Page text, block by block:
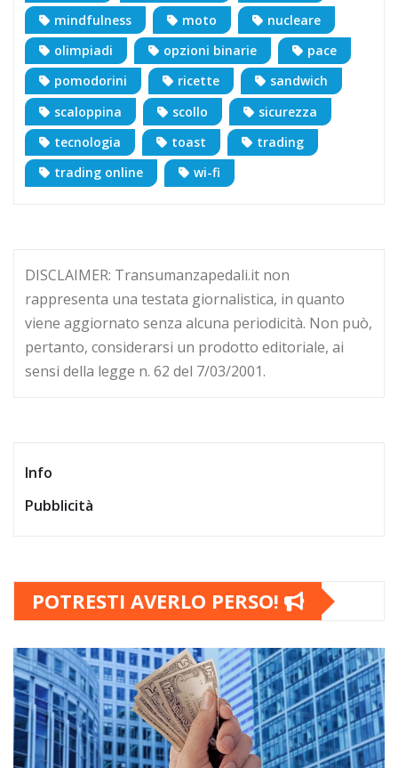
mindfulness moto
nucleare
olimpiadi
opzioni binarie
pace
pomodorini
ricette
sandwich
scaloppina
scollo
sicurezza
tecnologia
toast
trading
trading online
wi-fi
DISCLAIMER: Transumanzapedali.it non
rappresenta una testata giornalistica, in quanto
viene aggiornato senza alcuna periodicità. Non può,
pertanto, considerarsi un prodotto editoriale, ai
sensi della legge n. 62 del 7/03/2001.
Info
Pubblicità
POTRESTI AVERLO PERSO!